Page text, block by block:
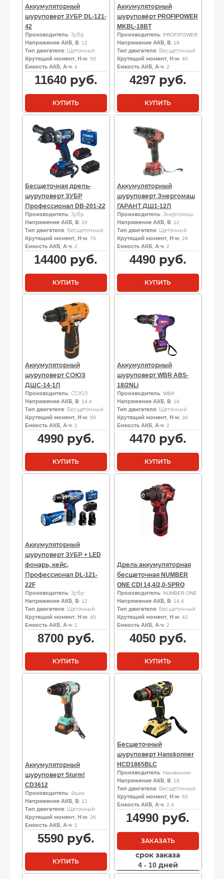
Аккумуляторный
шуруповерт ЗУБР DL-121-
42
Производитель: Зубр
Напряжение АКБ, В: 12
Тип двигателя: Щеточный
Крутящий момент, Н·м: 50
Емкость АКБ, А·ч: 4
11640руб.
КУПИТЬ
Аккумуляторный
шуруповёрт PROFIPOWER
MKBL-18BT
Производитель: PROFIPOWER
Напряжение АКБ, В: 18
Тип двигателя: Бесщеточный
Крутящий момент, Н·м: 40
Емкость АКБ, А·ч: 2
4297руб.
КУПИТЬ
Бесщеточная дрель-
шуруповерт ЗУБР
Профессионал DB-201-22
Производитель: Зубр
Напряжение АКБ, В: 20
Тип двигателя: Бесщеточный
Крутящий момент, Н·м: 70
Емкость АКБ, А·ч: 2
14400 руб.
КУПИТЬ
Аккумуляторный
шуруповерт Энергомаш
ГАРАНТ ДШ1-12Л
Производитель: Энергомаш
Напряжение АКБ, В: 12
Тип двигателя: Щеточный
Крутящий момент, Н·м: 26
Емкость АКБ, А·ч: 2
4490руб.
КУПИТЬ
Аккумуляторный
шуруповерт СОЮЗ
ДШС-14-1Л
Производитель: СОЮЗ
Напряжение АКБ, В: 14.4
Тип двигателя: Бесщеточный
Крутящий момент, Н·м: 50
Емкость АКБ, А·ч: 2
4990руб.
КУПИТЬ
Аккумуляторный
шуруповерт WBR ABS-
18/2NLi
Производитель: WBR
Напряжение АКБ, В: 18
Тип двигателя: Щеточный
Крутящий момент, Н·м: 30
Емкость АКБ, А·ч: 2
4470руб.
КУПИТЬ
Аккумуляторный
шуруповерт ЗУБР + LED
фонарь, кейс,
Профессионал DL-121-
22F
Производитель: Зубр
Напряжение АКБ, В: 12
Тип двигателя: Щеточный
Крутящий момент, Н·м: 40
Емкость АКБ, А·ч: 2
8700руб.
КУПИТЬ
Дрель аккумуляторная
бесщеточная NUMBER
ONE CDI 14,4/2,0-SPRO
Производитель: NUMBER ONE
Напряжение АКБ, В: 14.4
Тип двигателя: Бесщеточный
Крутящий момент, Н·м: 42
Емкость АКБ, А·ч: 2
4050руб.
КУПИТЬ
Аккумуляторный
шуруповерт Sturm!
CD3612
Производитель: Sturm
Напряжение АКБ, В: 12
Тип двигателя: Щеточный
Крутящий момент, Н·м: 26
Емкость АКБ, А·ч: 2
5590руб.
КУПИТЬ
Бесщеточный
шуруповерт Наnskоnnеr
HCD1865BLC
Производитель: Hanskonner
Напряжение АКБ, В: 18
Тип двигателя: Бесщеточный
Крутящий момент, Н·м: 65
Емкость АКБ, А·ч: 2.4
14990 руб.
ЗАКАЗАТЬ
срок заказа
4 - 10 дней